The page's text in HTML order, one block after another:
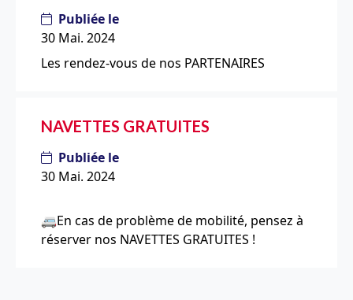
Publiée le
30 Mai. 2024
Les rendez-vous de nos PARTENAIRES
NAVETTES GRATUITES
Publiée le
30 Mai. 2024
🚐En cas de problème de mobilité, pensez à
réserver nos NAVETTES GRATUITES !